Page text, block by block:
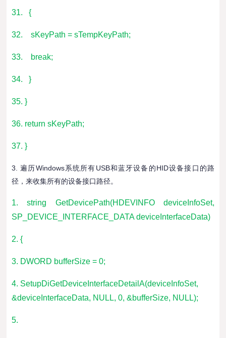
31. {
32. sKeyPath = sTempKeyPath;
33. break;
34. }
35. }
36. return sKeyPath;
37. }
3. 遍历Windows系统所有USB和蓝牙设备的HID设备接口的路
径，来收集所有的设备接口路径。
1. string GetDevicePath(HDEVINFO deviceInfoSet,
SP_DEVICE_INTERFACE_DATA deviceInterfaceData)
2. {
3. DWORD bufferSize = 0;
4. SetupDiGetDeviceInterfaceDetailA(deviceInfoSet,
&deviceInterfaceData, NULL, 0, &bufferSize, NULL);
5.